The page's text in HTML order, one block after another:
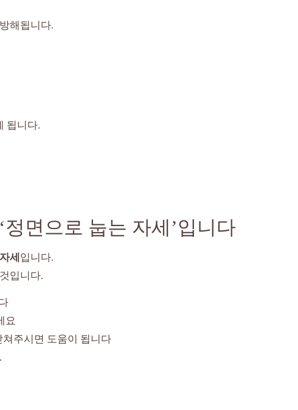
해됩니다.
됩니다.
면으로 눕는 자세’입니다
세 입니다.
입니다.
요
쳐주시면 도움이 됩니다